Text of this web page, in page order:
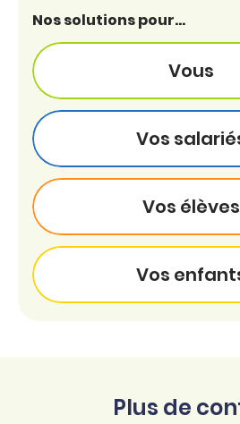
Nos solutions pour...
Vous
Vos
Vos élèves
Vos
Plus de